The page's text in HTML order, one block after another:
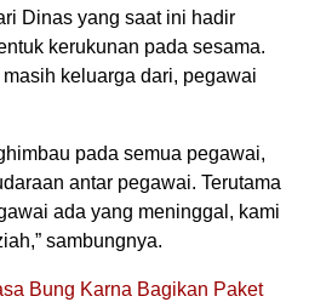
Dinas yang saat ini hadir
kerukunan pada sesama.
keluarga dari, pegawai
pada semua pegawai,
antar pegawai. Terutama
ada yang meninggal, kami
sambungnya.
Bung Karna Bagikan Paket